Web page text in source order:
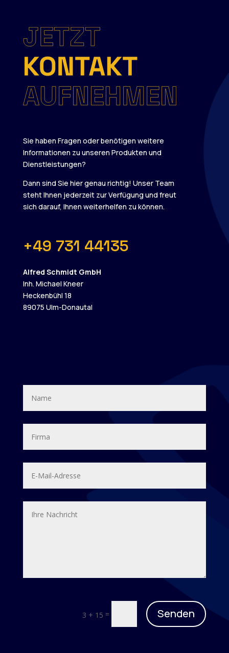
Sie haben Fragen oder benötigen weitere
Informationen zu unseren Produkten und
Dienstleistungen?
Dann sind Sie hier genau richtig! Unser Team
steht Ihnen jederzeit zur Verfügung und freut
sich darauf, Ihnen weiterhelfen zu können.
+49 731 44135
Alfred Schmidt GmbH
Inh. Michael Kneer
Heckenbühl 18
89075 Ulm-Donautal
3 + 15 = Senden